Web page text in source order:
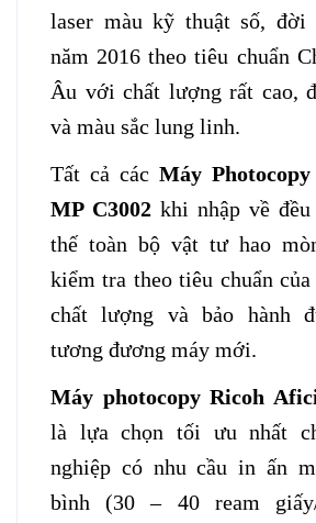
laser màu kỹ thuật số, đời
năm 2016 theo tiêu chuẩn
Âu với chất lượng rất cao,
và màu sắc lung linh.
Tất cả các Máy
MP C3002 khi nhập về
thế toàn bộ vật tư hao
kiểm tra theo tiêu chuẩn
chất lượng và bảo hành
tương đương máy mới.
Máy photocopy Ricoh
là lựa chọn tối ưu nhất
nghiệp có nhu cầu in ấn
bình (30 – 40 ream